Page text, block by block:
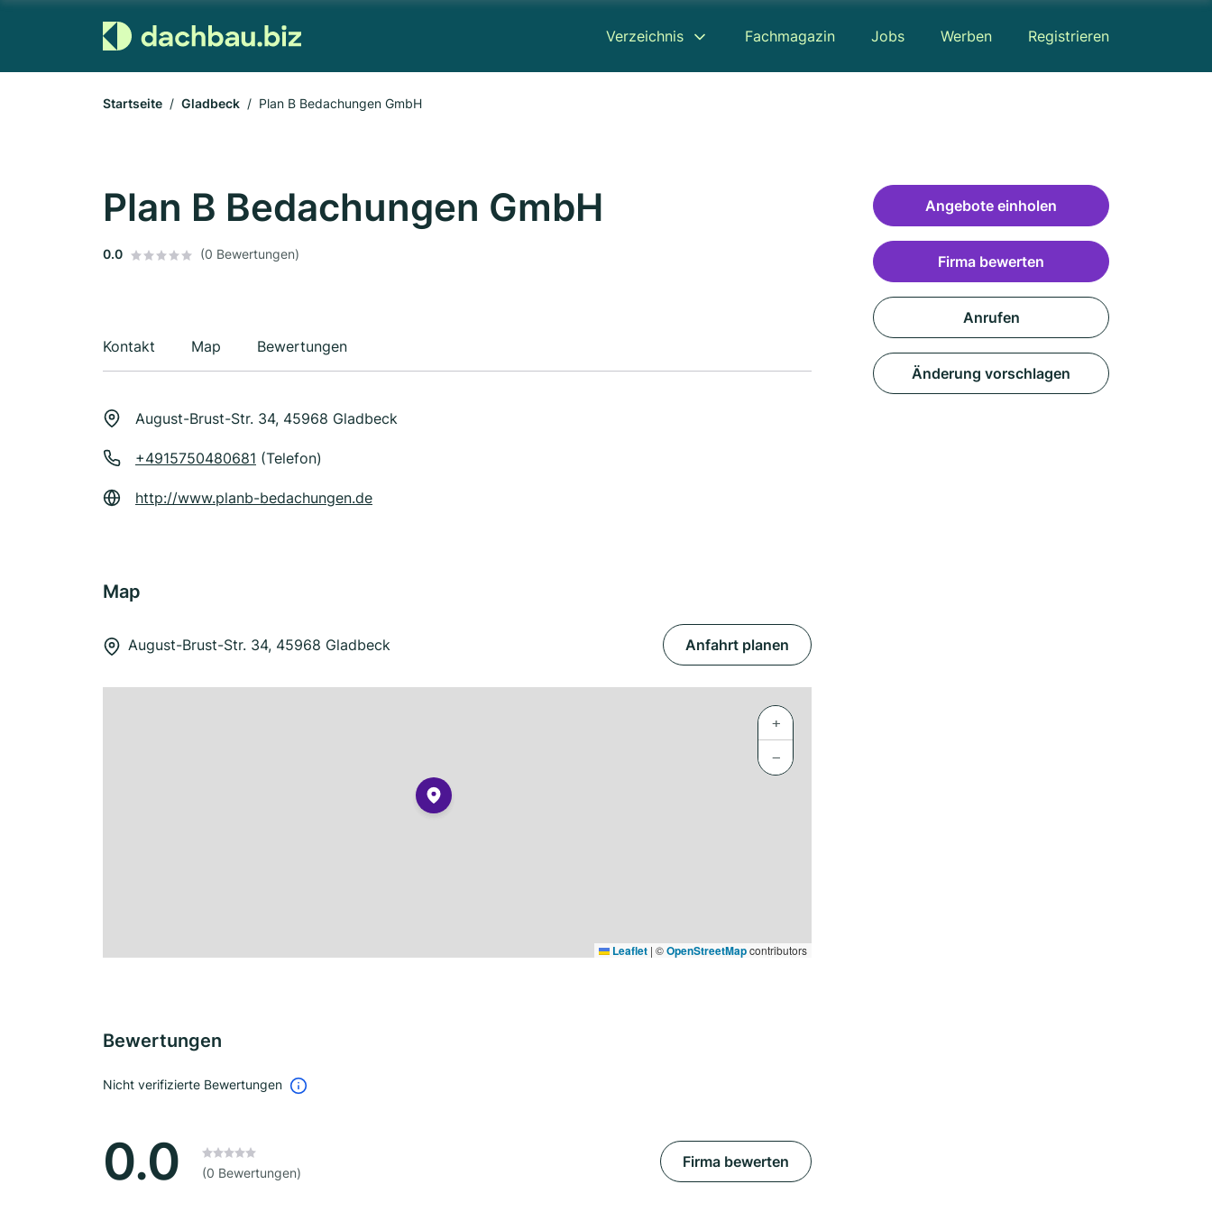
Verzeichnis Fachmagazin Jobs Werben Registrieren
Startseite Gladbeck Plan B Bedachungen GmbH
Plan B Bedachungen GmbH
0.0 (0 Bewertungen)
Kontakt Map Bewertungen
August-Brust-Str. 34, 45968 Gladbeck
+4915750480681 (Telefon)
http://www.planb-bedachungen.de
Map
August-Brust-Str. 34, 45968 Gladbeck Anfahrt planen
+
−
Leaflet | ©OpenStreetMapcontributors
Bewertungen
Nicht verifizierte Bewertungen
0.0 (0 Bewertungen)
Firma bewerten
Angebote einholen
Firma bewerten
Anrufen
Änderung vorschlagen